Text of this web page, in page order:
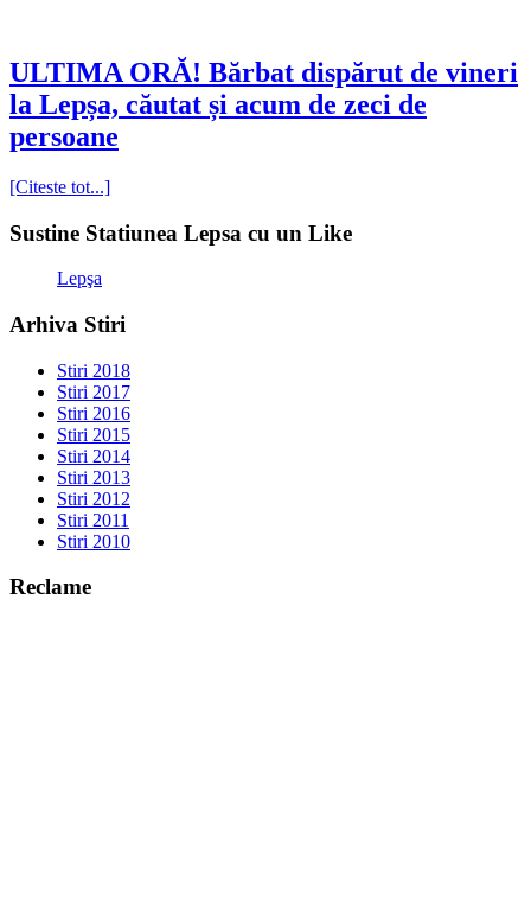
ULTIMA ORĂ! Bărbat dispărut de vineri
la Lepșa, căutat și acum de zeci de
persoane
[Citeste tot...]
Sustine Statiunea Lepsa cu un Like
Lepşa
Arhiva Stiri
Stiri 2018
Stiri 2017
Stiri 2016
Stiri 2015
Stiri 2014
Stiri 2013
Stiri 2012
Stiri 2011
Stiri 2010
Reclame